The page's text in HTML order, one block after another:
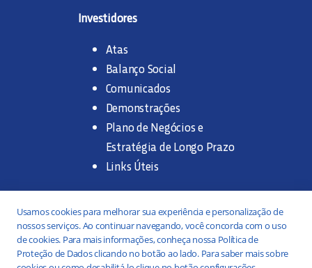
Investidores
Atas
Balanço Social
Comunicados
Demonstrações
Plano de Negócios e
Estratégia de Longo Prazo
Links Úteis
Trabalhe na SANASA
Concurso Público
Estágio
Usamos cookies para melhorar sua experiência e personalização de
nossos serviços. Ao continuar navegando, você concorda com o uso
de cookies. Para mais informações, conheça nossa Política de
Proteção de Dados clicando no botão ao lado. Para saber mais sobre